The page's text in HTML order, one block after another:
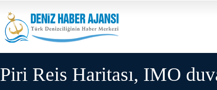
Piri Reis Haritası, IMO